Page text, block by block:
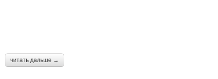
читать дальше →